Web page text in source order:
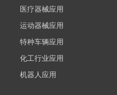
医疗器械应用
运动器械应用
特种车辆应用
化工行业应用
机器人应用